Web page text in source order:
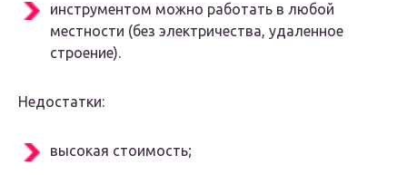
инструментом можно работать в любой
местности (без электричества, удаленное
строение).
Недостатки:
высокая стоимость;